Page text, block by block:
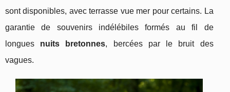
sont disponibles, avec terrasse vue mer pour certains. La
garantie de souvenirs indélébiles formés au fil de
longues nuits bretonnes, bercées par le bruit des
vagues.